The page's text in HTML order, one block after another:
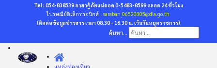
Tel : 054-838539 อาสากู้ภัยแม่ถอด 0-5483-8599ตลอด 24 ชั่วโมง
ไปรษณีย์อิเล็กทรอนิกส์ : saraban_06520805@dla.go.th
(ติดต่อข้อมูลข่าวสาร เวลา 08.30 - 16.30 น. เว้นวันหยุดราชการ)
ค้นหา...